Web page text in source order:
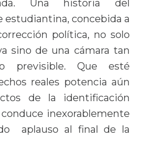
Una historia del
estudiantina, concebida a
política, no solo
sino de una cámara tan
previsible. Que esté
reales potencia aún
de la identificación
inexorablemente
aplauso al final de la